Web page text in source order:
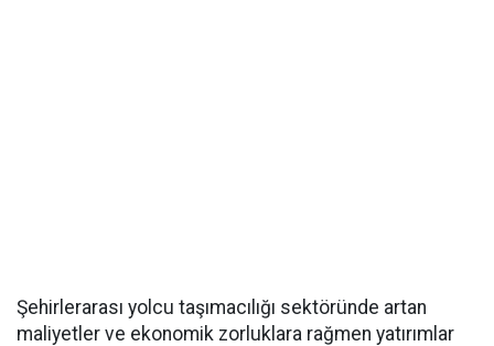
Şehirlerarası yolcu taşımacılığı sektöründe artan
maliyetler ve ekonomik zorluklara rağmen yatırımlar